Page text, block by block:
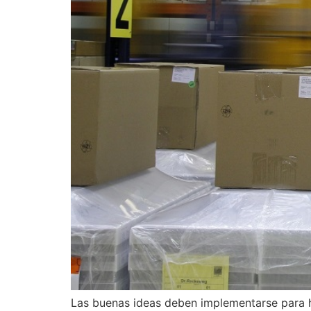
Las buenas ideas deben implementarse